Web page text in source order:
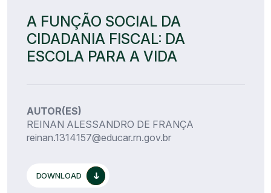
A FUNÇÃO SOCIAL DA
CIDADANIA FISCAL: DA
ESCOLA PARA A VIDA
AUTOR(ES)
REINAN ALESSANDRO DE FRANÇA
reinan.1314157@educar.rn.gov.br
DOWNLOAD